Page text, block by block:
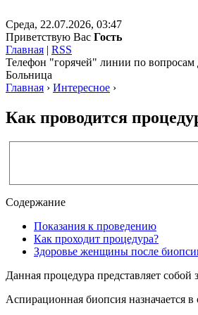
Среда, 22.07.2026, 03:47
Приветствую Вас Гость
Главная | RSS
Телефон "горячей" линии по вопросам
Больница
Главная › Интересное ›
Как проводится
Содержание
Показания к проведению
Как проходит процедура?
Здоровье женщины после
Данная процедура представляет
Аспирационная биопсия назначается